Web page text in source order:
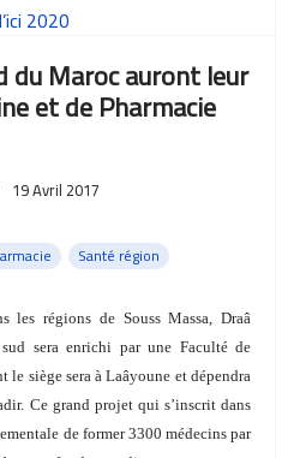
du Maroc auront leur
et de Pharmacie
19 Avril 2017
Santé région
les régions de Souss Massa, Draâ
sera enrichi par une Faculté de
le siège sera à Laâyoune et dépendra
Ce grand projet qui s’inscrit dans
de former 3300 médecins par